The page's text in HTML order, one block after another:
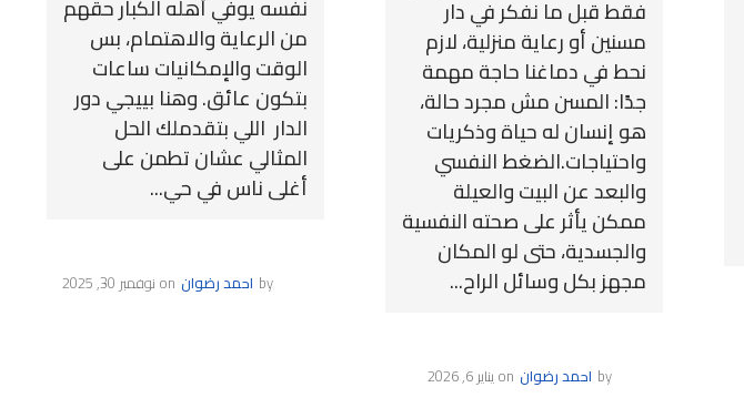
فقط قبل ما نفكر في دار
مسنين أو رعاية منزلية، لازم
نحط في دماغنا حاجة مهمة
جدًا: المسن مش مجرد حالة،
هو إنسان له حياة وذكريات
واحتياجات.الضغط النفسي
والبعد عن البيت والعيلة
ممكن يأثر على صحته النفسية
والجسدية، حتى لو المكان
مجهز بكل وسائل الراح...
by احمد رضوان onيناير 6, 2026
نفسه يوفّي أهله الكبار حقهم
من الرعاية والاهتمام، بس
الوقت والإمكانيات ساعات
بتكون عائق. وهنا بييجي دور
الدار اللي بتقدملك الحل
المثالي عشان تطمن على
أغلى ناس في حي...
by احمد رضوان on نوفمبر 30, 2025